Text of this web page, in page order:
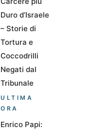
Duro d’Israele
– Storie di
Tortura e
Coccodrilli
Negati dal
Tribunale
ULTIMA
ORA
Enrico Papi: